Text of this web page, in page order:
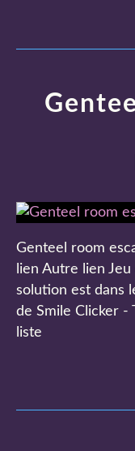
Genteel room
lien Autre lien
solution est dans
de Smile Clicker -
liste